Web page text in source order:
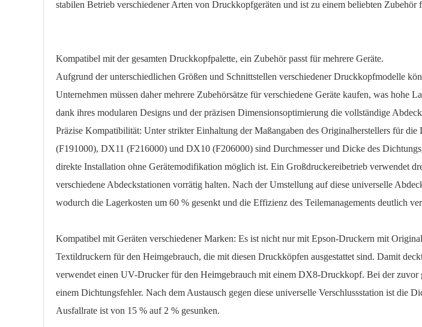
stabilen Betrieb verschiedener Arten von Druckkopfgeräten und ist zu einem beliebten
Kompatibel mit der gesamten Druckkopfpalette, ein Zubehör passt für mehrere Geräte.
Aufgrund der unterschiedlichen Größen und Schnittstellen verschiedener Druckkopfmodelle
Unternehmen müssen daher mehrere Zubehörsätze für verschiedene Geräte kaufen, was
dank ihres modularen Designs und der präzisen Dimensionsoptimierung die vollständige
Präzise Kompatibilität: Unter strikter Einhaltung der Maßangaben des Originalherstellers für
(F191000), DX11 (F216000) und DX10 (F206000) sind Durchmesser und Dicke des
direkte Installation ohne Gerätemodifikation möglich ist. Ein Großdruckereibetrieb
verschiedene Abdeckstationen vorrätig halten. Nach der Umstellung auf diese universelle
wodurch die Lagerkosten um 60 % gesenkt und die Effizienz des Teilemanagements deutlich
Kompatibel mit Geräten verschiedener Marken: Es ist nicht nur mit Epson-Druckern mit
Textildruckern für den Heimgebrauch, die mit diesen Druckköpfen ausgestattet sind. Damit
verwendet einen UV-Drucker für den Heimgebrauch mit einem DX8-Druckkopf. Bei der
einem Dichtungsfehler. Nach dem Austausch gegen diese universelle Verschlussstation ist die
Ausfallrate ist von 15 % auf 2 % gesunken.